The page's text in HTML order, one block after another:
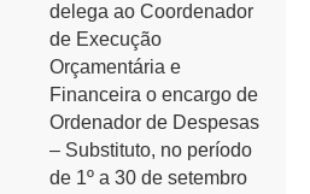
delega ao Coordenador
de Execução
Orçamentária e
Financeira o encargo de
Ordenador de Despesas
– Substituto, no período
de 1º a 30 de setembro